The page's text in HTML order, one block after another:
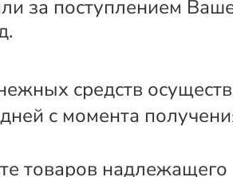
за поступлением
средств
с момента
товаров надлежащего